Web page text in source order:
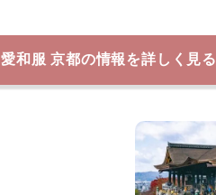
愛和服 京都の情報を詳しく見る